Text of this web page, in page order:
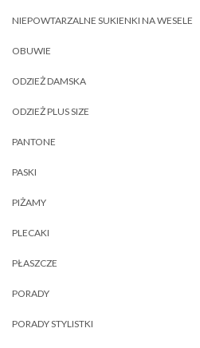
NIEPOWTARZALNE SUKIENKI NA WESELE
OBUWIE
ODZIEŻ DAMSKA
ODZIEŻ PLUS SIZE
PANTONE
PASKI
PIŻAMY
PLECAKI
PŁASZCZE
PORADY
PORADY STYLISTKI